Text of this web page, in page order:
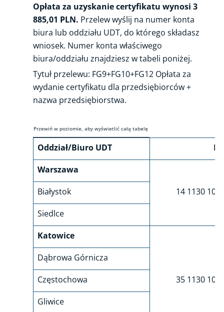
Opłata za uzyskanie certyfikatu wynosi 3
885,01 PLN. Przelew wyślij na numer konta
biura lub oddziału UDT, do którego składasz
wniosek. Numer konta właściwego
biura/oddziału znajdziesz w tabeli poniżej.
Tytuł przelewu: FG9+FG10+FG12 Opłata za
wydanie certyfikatu dla przedsiębiorców +
nazwa przedsiębiorstwa.
Oddział/Biuro UDT
Warszawa
14 1130
Białystok
Siedlce
Katowice
35 1130
Dąbrowa Górnicza
Częstochowa
Gliwice